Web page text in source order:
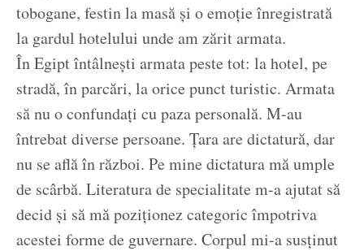
tobogane, festin la masă și o emoție înregistrată
la gardul hotelului unde am zărit armata.
În Egipt întâlnești armata peste tot: la hotel, pe
stradă, în parcări, la orice punct turistic. Armata
să nu o confundați cu paza personală. M-au
întrebat diverse persoane. Țara are dictatură, dar
nu se află în război. Pe mine dictatura mă umple
de scârbă. Literatura de specialitate m-a ajutat să
decid și să mă poziționez categoric împotriva
acestei forme de guvernare. Corpul mi-a susținut